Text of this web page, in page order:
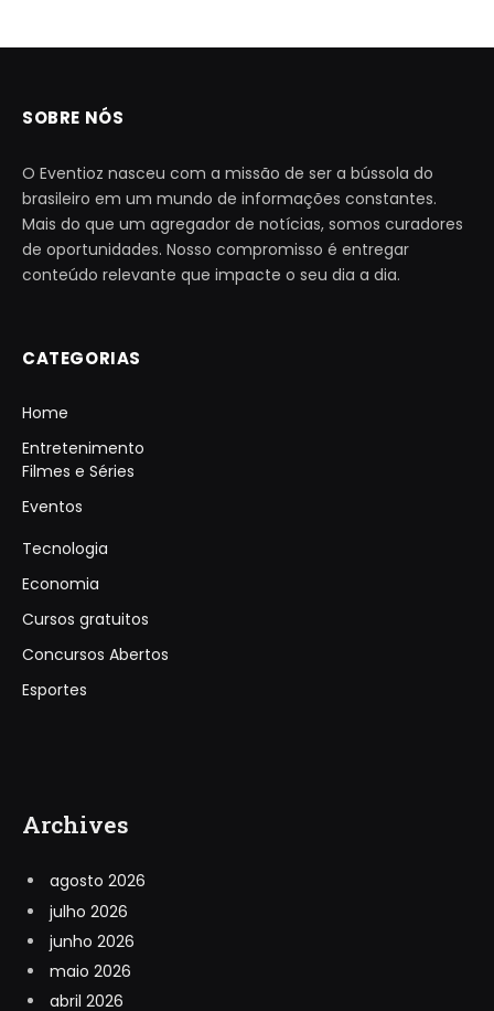
SOBRE NÓS
O Eventioz nasceu com a missão de ser a bússola do
brasileiro em um mundo de informações constantes.
Mais do que um agregador de notícias, somos curadores
de oportunidades. Nosso compromisso é entregar
conteúdo relevante que impacte o seu dia a dia.
CATEGORIAS
Home
Entretenimento
Filmes e Séries
Eventos
Tecnologia
Economia
Cursos gratuitos
Concursos Abertos
Esportes
Archives
agosto 2026
julho 2026
junho 2026
maio 2026
abril 2026